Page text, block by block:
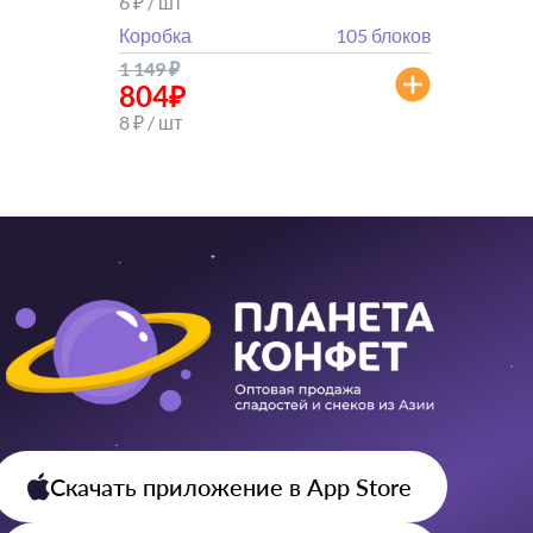
Коробка
105 блоков
1 149₽
804₽
8 ₽ / шт
Скачать приложение в App Store